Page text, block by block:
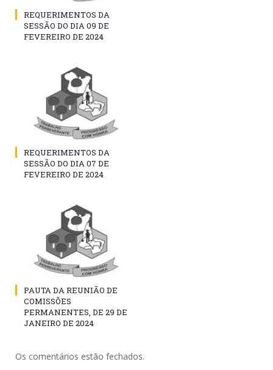
REQUERIMENTOS DA
SESSÃO DO DIA 09 DE
FEVEREIRO DE 2024
REQUERIMENTOS DA
SESSÃO DO DIA 07 DE
FEVEREIRO DE 2024
PAUTA DA REUNIÃO DE
COMISSÕES
PERMANENTES, DE 29 DE
JANEIRO DE 2024
Os comentários estão fechados.